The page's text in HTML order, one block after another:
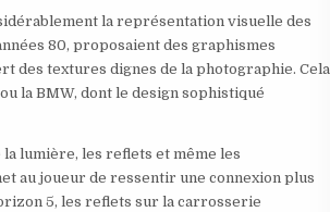
la représentation visuelle des
80, proposaient des graphismes
des textures dignes de la photographie. Cela
la BMW, dont le design sophistiqué
lumière, les reflets et même les
au joueur de ressentir une connexion plus
5, les reflets sur la carrosserie